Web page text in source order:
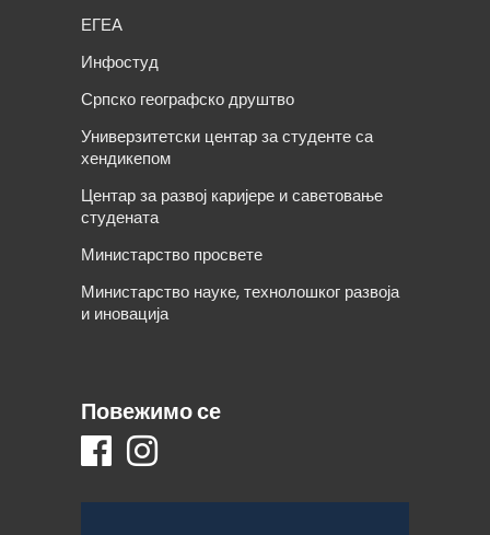
ЕГЕА
Инфостуд
Српско географско друштво
Универзитетски центар за студенте са
хендикепом
Центар за развој каријере и саветовање
студената
Министарство просвете
Министарство науке, технолошког развоја
и иновација
Повежимо се